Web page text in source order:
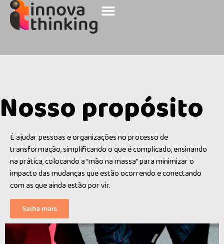
Nosso propósito
É ajudar pessoas e organizações no processo de
transformação, simplificando o que é complicado, ensinando
na prática, colocando a “mão na massa” para minimizar o
impacto das mudanças que estão ocorrendo e conectando
com as que ainda estão por vir.
Saiba mais